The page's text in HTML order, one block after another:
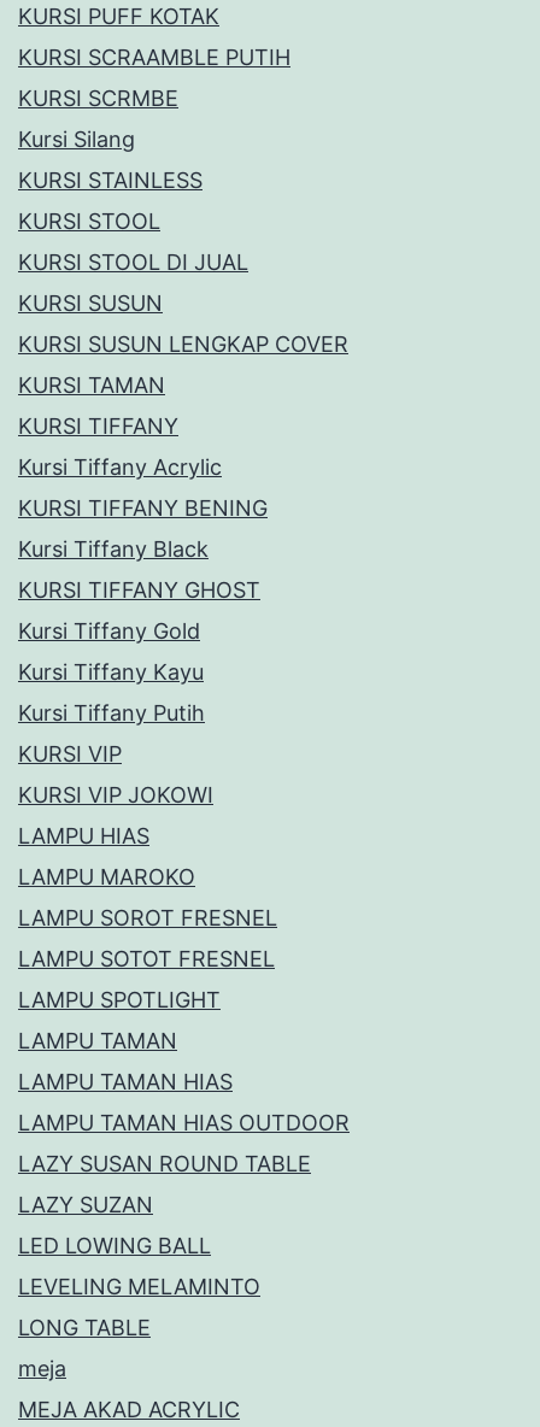
KURSI PUFF KOTAK
KURSI SCRAAMBLE PUTIH
KURSI SCRMBE
Kursi Silang
KURSI STAINLESS
KURSI STOOL
KURSI STOOL DI JUAL
KURSI SUSUN
KURSI SUSUN LENGKAP COVER
KURSI TAMAN
KURSI TIFFANY
Kursi Tiffany Acrylic
KURSI TIFFANY BENING
Kursi Tiffany Black
KURSI TIFFANY GHOST
Kursi Tiffany Gold
Kursi Tiffany Kayu
Kursi Tiffany Putih
KURSI VIP
KURSI VIP JOKOWI
LAMPU HIAS
LAMPU MAROKO
LAMPU SOROT FRESNEL
LAMPU SOTOT FRESNEL
LAMPU SPOTLIGHT
LAMPU TAMAN
LAMPU TAMAN HIAS
LAMPU TAMAN HIAS OUTDOOR
LAZY SUSAN ROUND TABLE
LAZY SUZAN
LED LOWING BALL
LEVELING MELAMINTO
LONG TABLE
meja
MEJA AKAD ACRYLIC